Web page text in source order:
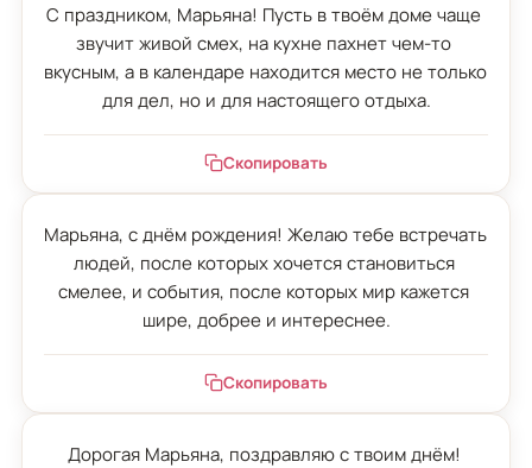
С праздником, Марьяна! Пусть в твоём доме чаще
звучит живой смех, на кухне пахнет чем-то
вкусным, а в календаре находится место не только
для дел, но и для настоящего отдыха.
Скопировать
Марьяна, с днём рождения! Желаю тебе встречать
людей, после которых хочется становиться
смелее, и события, после которых мир кажется
шире, добрее и интереснее.
Скопировать
Дорогая Марьяна, поздравляю с твоим днём!